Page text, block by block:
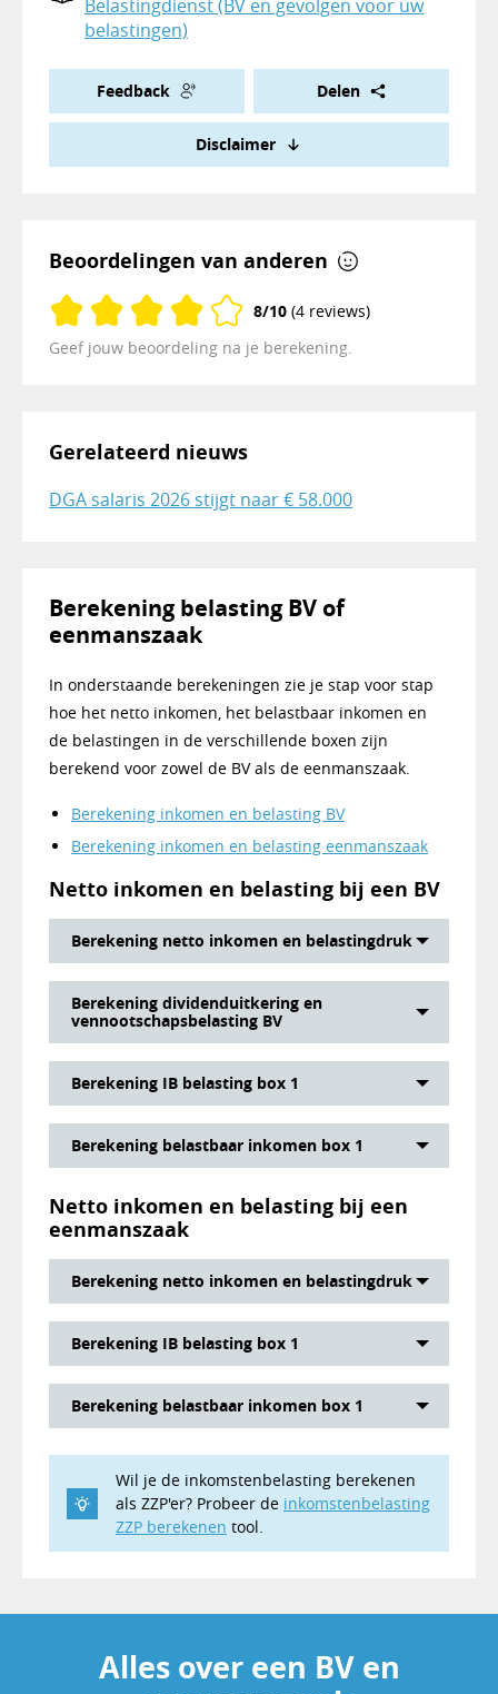
Berekening belasting BV of
eenmanszaak
In onderstaande berekeningen zie je stap voor stap
hoe het netto inkomen, het belastbaar inkomen en
de belastingen in de verschillende boxen zijn
berekend voor zowel de BV als de eenmanszaak.
Berekening inkomen en belasting BV
Berekening inkomen en belasting eenmanszaak
Netto inkomen en belasting bij een BV
Berekening netto inkomen en belastingdruk
Berekening dividenduitkering en
vennootschapsbelasting BV
Berekening IB belasting box 1
Berekening belastbaar inkomen box 1
Netto inkomen en belasting bij een
eenmanszaak
Berekening netto inkomen en belastingdruk
Berekening IB belasting box 1
Berekening belastbaar inkomen box 1
Wil je de inkomstenbelasting berekenen
als ZZP'er? Probeer de inkomstenbelasting
ZZP berekenen tool.
Belastingdienst (BV en gevolgen voor uw
belastingen)
Feedback Delen
Disclaimer
Beoordelingen van anderen
8/10 (4 reviews)
Geef jouw beoordeling na je berekening.
Gerelateerd nieuws
DGA salaris 2026 stijgt naar € 58.000
Alles over een BV en